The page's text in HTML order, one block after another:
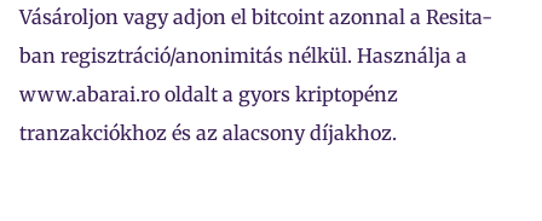
Vásároljon vagy adjon el bitcoint azonnal a Resita-
ban regisztráció/anonimitás nélkül. Használja a
www.abarai.ro oldalt a gyors kriptopénz
tranzakciókhoz és az alacsony díjakhoz.